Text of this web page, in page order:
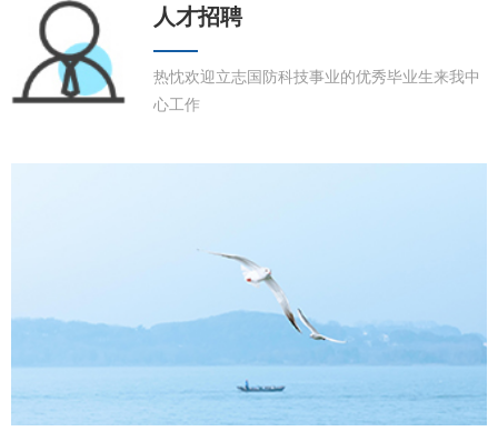
人才招聘
热忱欢迎立志国防科技事业的优秀毕业生来我中
心工作